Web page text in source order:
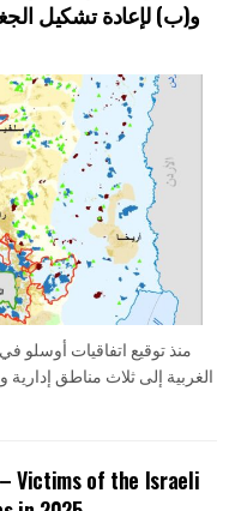
منذ توقيع اتفاقيات أوسلو
الغربية إلى ثلاث مناطق
– Victims of the Israeli